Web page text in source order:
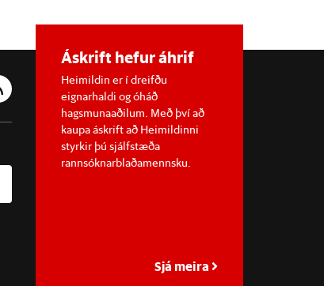
Áskrift hefur áhrif
Heimildin er í dreifðu
eignarhaldi og óháð
hagsmunaaðilum. Með því að
kaupa áskrift að Heimildinni
styrkir þú sjálfstæða
rannsóknarblaðamennsku.
Sjá meira